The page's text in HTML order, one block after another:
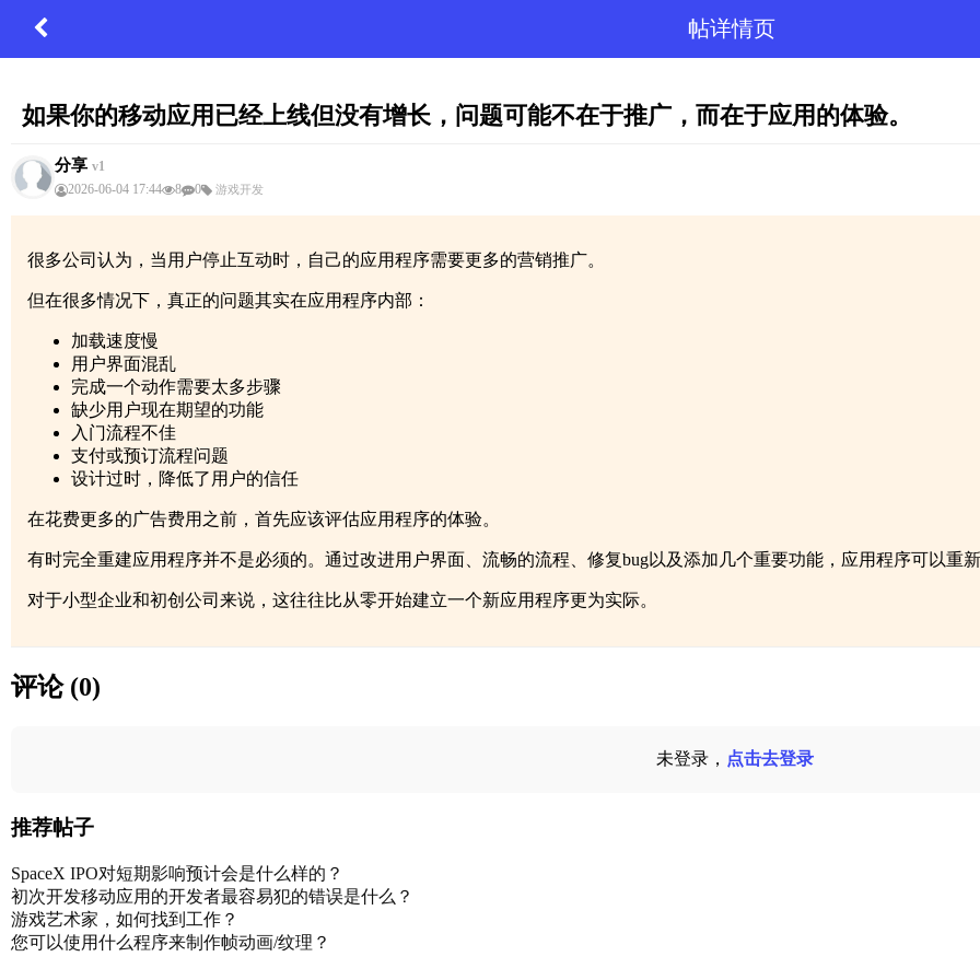
帖详情页
如果你的移动应用已经上线但没有增长，问题可能不在于推广，而在于应用的体验。
分享 v1
2026-06-04 17:44
8 0 游戏开发
很多公司认为，当用户停止互动时，自己的应用程序需要更多的营销推广。
但在很多情况下，真正的问题其实在应用程序内部：
加载速度慢
用户界面混乱
完成一个动作需要太多步骤
缺少用户现在期望的功能
入门流程不佳
支付或预订流程问题
设计过时，降低了用户的信任
在花费更多的广告费用之前，首先应该评估应用程序的体验。
有时完全重建应用程序并不是必须的。通过改进用户界面、流畅的流程、修复bug以及添加几个重要功能，应用程序可以重新
对于小型企业和初创公司来说，这往往比从零开始建立一个新应用程序更为实际。
评论 (0)
未登录， 点击去登录
推荐帖子
SpaceX IPO对短期影响预计会是什么样的？
初次开发移动应用的开发者最容易犯的错误是什么？
游戏艺术家，如何找到工作？
您可以使用什么程序来制作帧动画/纹理？